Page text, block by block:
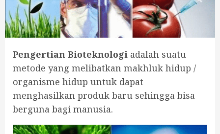
Pengertian Bioteknologi adalah suatu
metode yang melibatkan makhluk hidup /
organisme hidup untuk dapat
menghasilkan produk baru sehingga bisa
berguna bagi manusia.